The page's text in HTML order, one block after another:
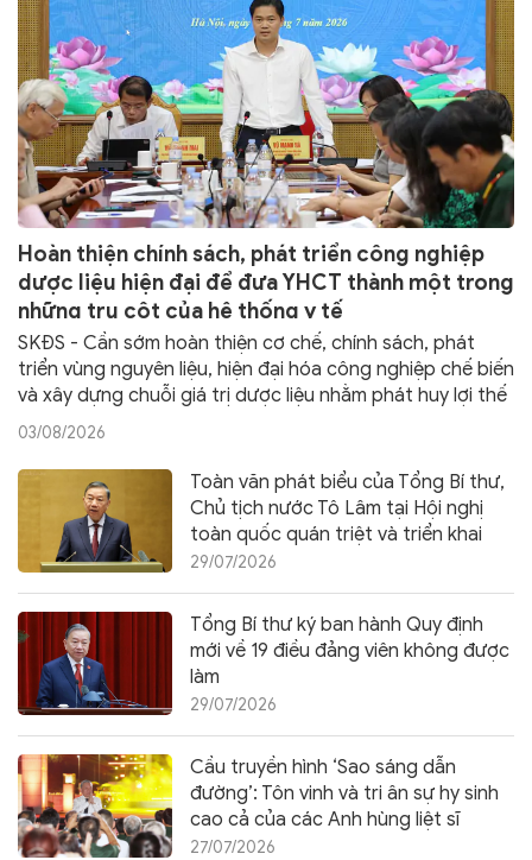
Hoàn thiện chính sách, phát triển công nghiệp
dược liệu hiện đại để đưa YHCT thành một trong
những trụ cột của hệ thống y tế
SKĐS - Cần sớm hoàn thiện cơ chế, chính sách, phát
triển vùng nguyên liệu, hiện đại hóa công nghiệp chế biến
và xây dựng chuỗi giá trị dược liệu nhằm phát huy lợi thế
của Việt Nam, góp phần nâng cao chất lượng chăm sóc
03/08/2026
Toàn văn phát biểu của Tổng Bí thư,
Chủ tịch nước Tô Lâm tại Hội nghị
toàn quốc quán triệt và triển khai
thực hiện Nghị quyết Hội nghị Trung
ương 3
29/07/2026
Tổng Bí thư ký ban hành Quy định
mới về 19 điều đảng viên không được
làm
29/07/2026
Cầu truyền hình ‘Sao sáng dẫn
đường’: Tôn vinh và tri ân sự hy sinh
cao cả của các Anh hùng liệt sĩ
27/07/2026